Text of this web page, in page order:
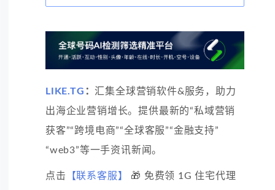
LIKE.TG ： 汇集全球营销软件&服务，助力
出海企业营销增长。提供最新的“私域营销
获客”“跨境电商”“全球客服”“金融支持”
“web3”等一手资讯新闻。
点击 【联系客服】
🎁 免费领 1G 住宅代理